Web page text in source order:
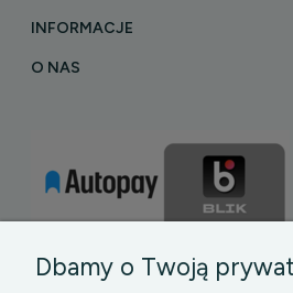
INFORMACJE
O NAS
Dbamy o Twoją